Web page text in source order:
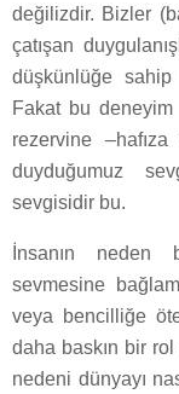
değilizdir. Bizler
çatışan
düşkünlüğe
Fakat bu
rezervine
duyduğumuz
sevgisidir bu.
İnsanın neden
sevmesine
veya bencilliğe
daha baskın bir
nedeni dünyayı